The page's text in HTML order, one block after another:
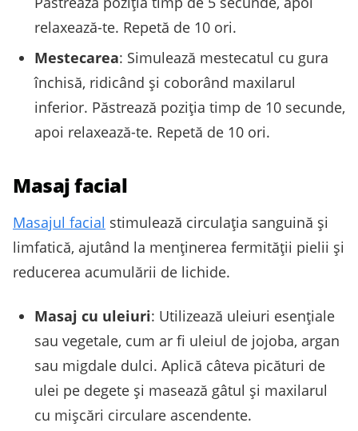
relaxează-te. Repetă de 10 ori.
Mestecarea: Simulează mestecatul cu gura
închisă, ridicând și coborând maxilarul
inferior. Păstrează poziția timp de 10 secunde,
apoi relaxează-te. Repetă de 10 ori.
Masaj facial
Masajul facial stimulează circulația sanguină și
limfatică, ajutând la menținerea fermității pielii și
reducerea acumulării de lichide.
Masaj cu uleiuri: Utilizează uleiuri esențiale
sau vegetale, cum ar fi uleiul de jojoba, argan
sau migdale dulci. Aplică câteva picături de
ulei pe degete și masează gâtul și maxilarul
cu mișcări circulare ascendente.